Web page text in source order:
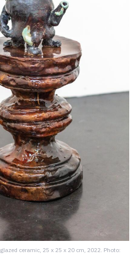
, glazed ceramic, 25 x 25 x 20 cm, 2022. Photo: